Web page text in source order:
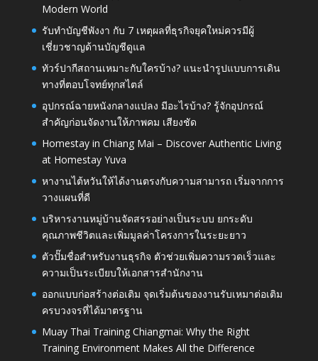
Modern World
รับทำบัญชีพังงา กับ 7 เหตุผลที่ธุรกิจยุคใหม่ควรมีผู้
เชี่ยวชาญด้านบัญชีดูแล
ทัวร์ปากีสถานเหมาะกับใครบ้าง? แนะนำรูปแบบการเดิน
ทางที่ตอบโจทย์ทุกสไตล์
อุปกรณ์ฉายหนังกลางแปลง มีอะไรบ้าง? รู้จักอุปกรณ์
สำคัญก่อนจัดงานให้ภาพคม เสียงชัด
Homestay in Chiang Mai – Discover Authentic Living
at Homestay Yuva
หางานไต้หวันให้ได้งานตรงกับความสามารถ เริ่มจากการ
วางแผนที่ดี
บริหารงานหมู่บ้านจัดสรรอย่างเป็นระบบ ยกระดับ
คุณภาพชีวิตและเพิ่มมูลค่าโครงการในระยะยาว
ตัวปั๊มชื่อสำหรับงานธุรกิจ ตัวช่วยเพิ่มความรวดเร็วและ
ความเป็นระเบียบให้เอกสารสำนักงาน
ออกแบบก่อสร้างต่อเติม จุดเริ่มต้นของงานรับเหมาต่อเติม
ครบวงจรที่ได้มาตรฐาน
Muay Thai Training Chiangmai: Why the Right
Training Environment Makes All the Difference